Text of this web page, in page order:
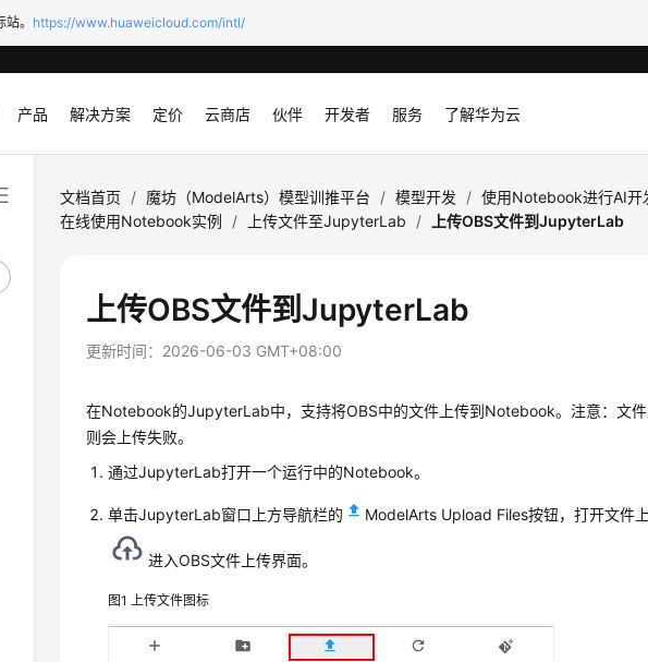
。 https://www.huaweicloud.com/intl/
产品 解决方案 定价 云商店 伙伴 开发者 服务 了解华为云
文档首页 / 魔坊（ModelArts）模型训推平台 / 模型开发 / 使用Notebook进行AI开
在线使用Notebook实例
/ 上传文件至JupyterLab / 上传OBS文件到JupyterLab
上传OBS文件到JupyterLab
更新时间： 2026-06-03 GMT+08:00
在Notebook的JupyterLab中，支持将OBS中的文件上传到Notebook。注意：文
则会上传失败。
通过JupyterLab打开一个运行中的Notebook。
单击JupyterLab窗口上方导航栏的 ModelArts Upload Files按钮，打开文件
进入OBS文件上传界面。
图1上传文件图标